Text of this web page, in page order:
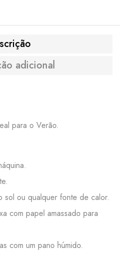
adicional
para o Verão.
ou qualquer fonte de calor.
com papel amassado para
com um pano húmido.